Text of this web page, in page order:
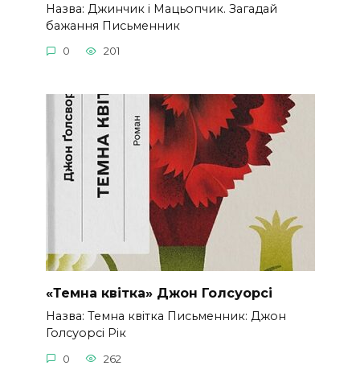
Назва: Джинчик і Мацьопчик. Загадай
бажання Письменник
0 201
«Темна квітка» Джон Голсуорсі
Назва: Темна квітка Письменник: Джон
Голсуорсі Рік
0 262